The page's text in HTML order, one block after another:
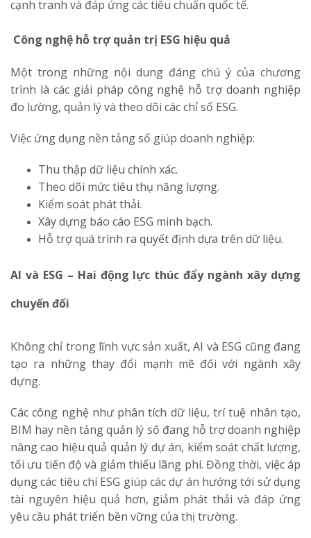
cạnh tranh và đáp ứng các tiêu chuẩn quốc tế.
Công nghệ hỗ trợ quản trị ESG hiệu quả
Một trong những nội dung đáng chú ý của chương
trình là các giải pháp công nghệ hỗ trợ doanh nghiệp
đo lường, quản lý và theo dõi các chỉ số ESG.
Việc ứng dụng nền tảng số giúp doanh nghiệp:
Thu thập dữ liệu chính xác.
Theo dõi mức tiêu thụ năng lượng.
Kiểm soát phát thải.
Xây dựng báo cáo ESG minh bạch.
Hỗ trợ quá trình ra quyết định dựa trên dữ liệu.
AI và ESG – Hai động lực thúc đẩy ngành xây dựng
chuyển đổi
Không chỉ trong lĩnh vực sản xuất, AI và ESG cũng đang
tạo ra những thay đổi mạnh mẽ đối với ngành xây
dựng.
Các công nghệ như phân tích dữ liệu, trí tuệ nhân tạo,
BIM hay nền tảng quản lý số đang hỗ trợ doanh nghiệp
nâng cao hiệu quả quản lý dự án, kiểm soát chất lượng,
tối ưu tiến độ và giảm thiểu lãng phí. Đồng thời, việc áp
dụng các tiêu chí ESG giúp các dự án hướng tới sử dụng
tài nguyên hiệu quả hơn, giảm phát thải và đáp ứng
yêu cầu phát triển bền vững của thị trường.